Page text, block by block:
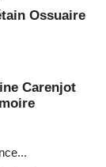
Ossuaire
Carenjot